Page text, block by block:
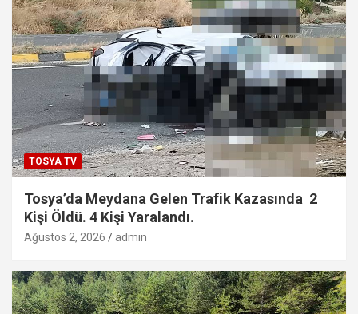
TOSYA TV
Tosya’da Meydana Gelen Trafik Kazasında 2
Kişi Öldü. 4 Kişi Yaralandı.
Ağustos 2, 2026 admin